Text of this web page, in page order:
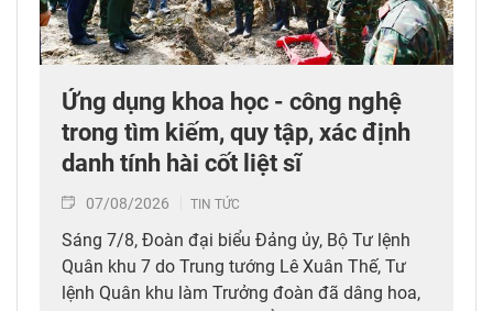
Ứng dụng khoa học - công nghệ
trong tìm kiếm, quy tập, xác định
danh tính hài cốt liệt sĩ
07/08/2026 TIN TỨC
Sáng 7/8, Đoàn đại biểu Đảng ủy, Bộ Tư lệnh
Quân khu 7 do Trung tướng Lê Xuân Thế, Tư
lệnh Quân khu làm Trưởng đoàn đã dâng hoa,